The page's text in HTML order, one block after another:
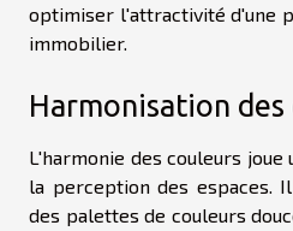
optimiser l'attractivité d'une
immobilier.
Harmonisation des
L'harmonie des couleurs
la perception des espaces.
des palettes de couleurs